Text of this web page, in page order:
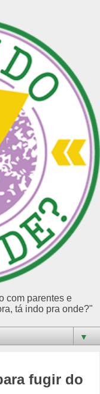
com parentes e
tá indo pra onde?"
▼
fugir do